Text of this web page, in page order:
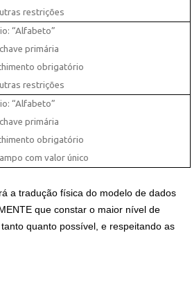
restrições
“Alfabeto”
primária
obrigatório
restrições
“Alfabeto”
primária
obrigatório
com valor único
a tradução física do modelo de dados
que constar o maior nível de
quanto possível, e respeitando as